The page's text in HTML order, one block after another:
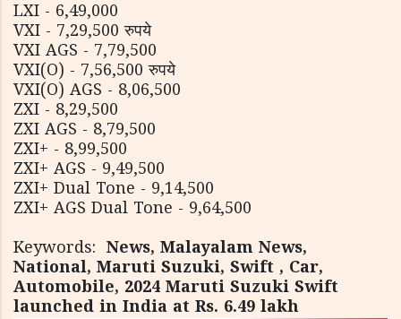
LXI - 6,49,000
VXI - 7,29,500 रुपये
VXI AGS - 7,79,500
VXI(O) - 7,56,500 रुपये
VXI(O) AGS - 8,06,500
ZXI - 8,29,500
ZXI AGS - 8,79,500
ZXI+ - 8,99,500
ZXI+ AGS - 9,49,500
ZXI+ Dual Tone - 9,14,500
ZXI+ AGS Dual Tone - 9,64,500
Keywords: News, Malayalam News,
National, Maruti Suzuki, Swift , Car,
Automobile, 2024 Maruti Suzuki Swift
launched in India at Rs. 6.49 lakh